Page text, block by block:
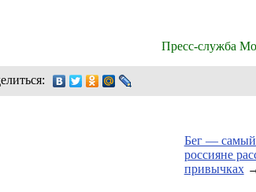
Пресс-служба
Бег — самый
россияне
привычках